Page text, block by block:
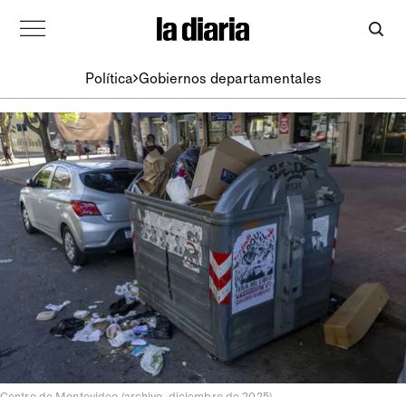
Política Gobiernos departamentales